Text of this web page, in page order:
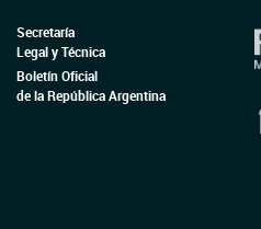
Secretaría
Legal y Técnica
Boletín Oficial
de la República Argentina